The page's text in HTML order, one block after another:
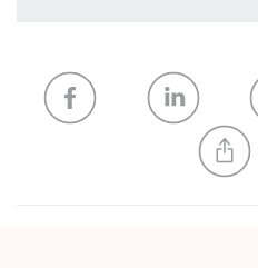
My list
CREATE A